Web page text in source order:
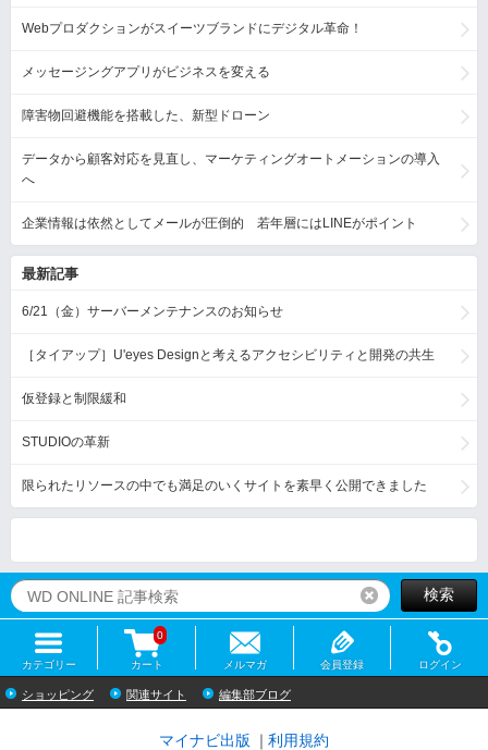
Webプロダクションがスイーツブランドにデジタル革命！
メッセージングアプリがビジネスを変える
障害物回避機能を搭載した、新型ドローン
データから顧客対応を見直し、マーケティングオートメーションの導入
へ
企業情報は依然としてメールが圧倒的 若年層にはLINEがポイント
最新記事
6/21（金）サーバーメンテナンスのお知らせ
［タイアップ］U'eyes Designと考えるアクセシビリティと開発の共生
仮登録と制限緩和
STUDIOの革新
限られたリソースの中でも満足のいくサイトを素早く公開できました
リセット検索
カテゴリー カート
0
メルマガ 会員登録 ログイン
ショッピング 関連サイト 編集部ブログ
マイナビ出版
利用規約